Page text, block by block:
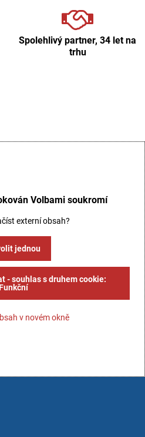
Spolehlivý partner, 34 let na
trhu
Volbami soukromí
externí obsah?
jednou
- souhlas s druhem cookie:
Funkční
v novém okně